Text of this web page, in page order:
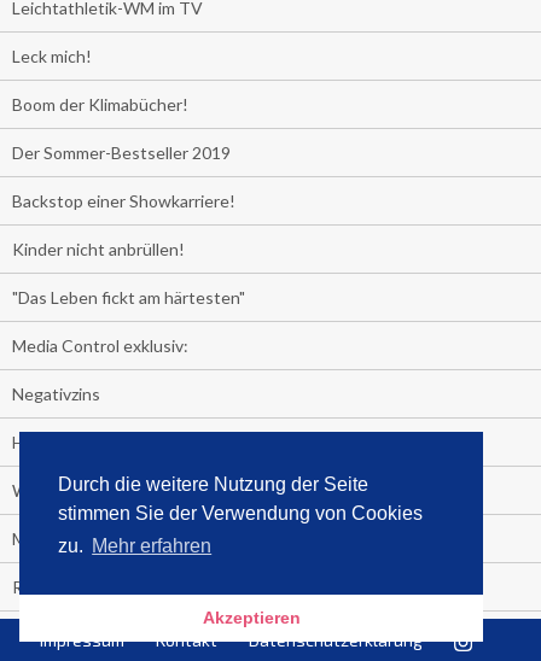
Durch die weitere Nutzung der Seite
stimmen Sie der Verwendung von Cookies
zu. Mehr erfahren
Akzeptieren
Leichtathletik-WM im TV
Leck mich!
Boom der Klimabücher!
Der Sommer-Bestseller 2019
Backstop einer Showkarriere!
Kinder nicht anbrüllen!
"Das Leben fickt am härtesten"
Media Control exklusiv:
Negativzins
Heute ist Tag des Malbuchs
Welches Auto fahren Sie?
Media Control ermittelt: Das ist der Sommerhit 2019
Rammstein, "Tatort" und ein Känguru an der Spitze
Impressum Kontakt Datenschutzerklärung